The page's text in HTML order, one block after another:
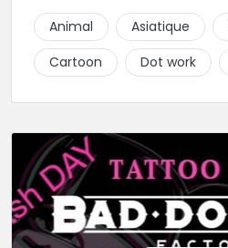
Animal Asiatique
Cartoon
Dot work